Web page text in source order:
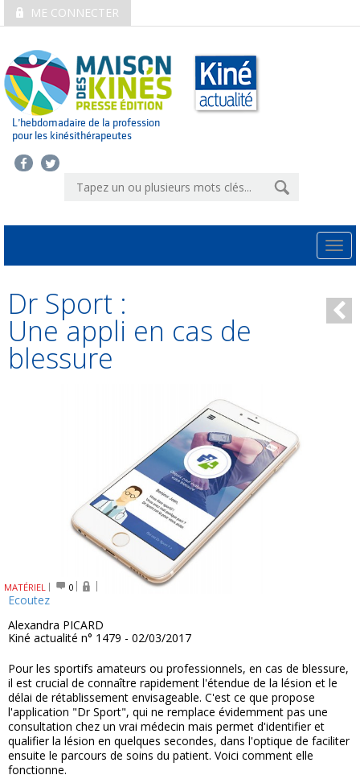
ME CONNECTER
L’hebdomadaire de la profession
pour les kinésithérapeutes
Dr Sport :
Une appli en cas de
blessure
MATÉRIEL 0
Ecoutez
Alexandra PICARD
Kiné actualité n° 1479 - 02/03/2017
Pour les sportifs amateurs ou professionnels, en cas de blessure,
il est crucial de connaître rapidement l'étendue de la lésion et le
délai de rétablissement envisageable. C'est ce que propose
l'application "Dr Sport", qui ne remplace évidemment pas une
consultation chez un vrai médecin mais permet d'identifier et
qualifier la lésion en quelques secondes, dans l'optique de faciliter
ensuite le parcours de soins du patient. Voici comment elle
fonctionne.